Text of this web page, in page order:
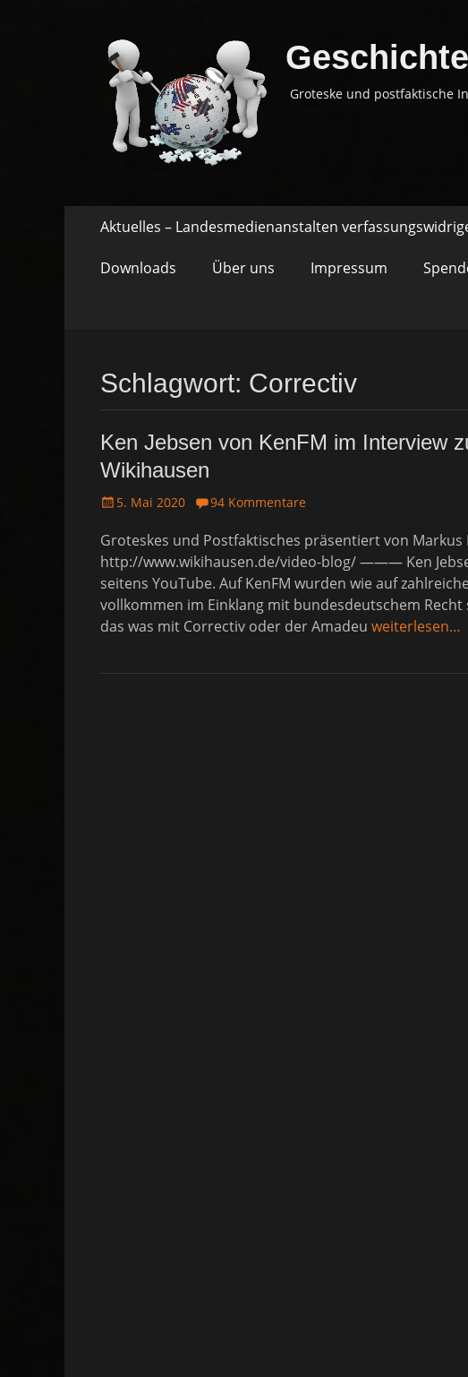
Groteske und postfaktische
Primäres
Springe
zum
Inhalt
Aktuelles – Landesmedienanstalten
Downloads Über uns Impressum
Schlagwort: Correctiv
Ken Jebsen von KenFM im Interview
Wikihausen
P
s
t
e
o
n
5. Mai 2020 94 Kommentare
Groteskes und Postfaktisches präsentiert von
http://www.wikihausen.de/video-blog/ ——— Ken
seitens YouTube. Auf KenFM wurden wie auf
vollkommen im Einklang mit bundesdeutschem
das was mit Correctiv oder der Amadeu weiterlesen…